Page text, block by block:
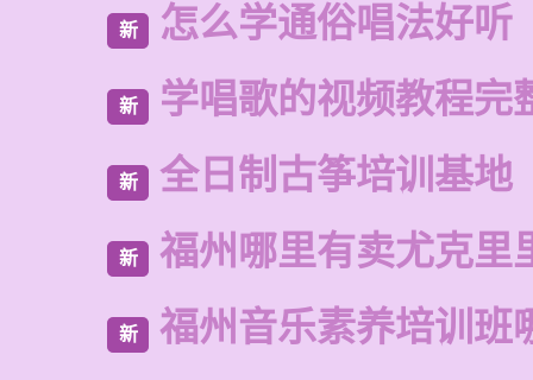
新 怎么学通俗唱法好听
新 学唱歌的视频教程完
新 全日制古筝培训基地
新 福州哪里有卖尤克里
新 福州音乐素养培训班